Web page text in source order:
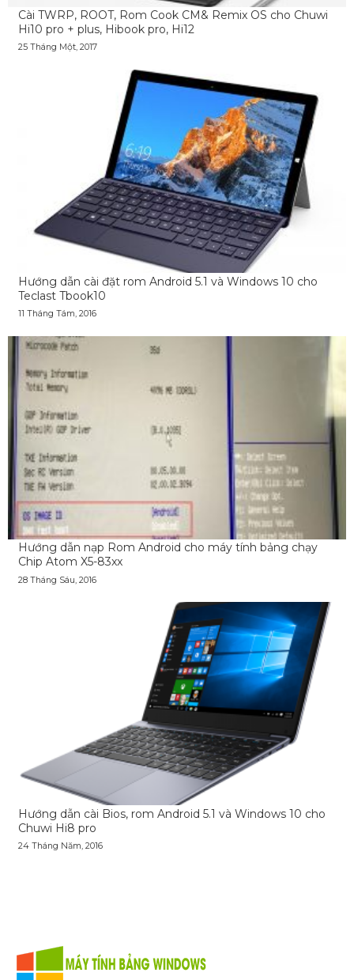
Cài TWRP, ROOT, Rom Cook CM& Remix OS cho Chuwi
Hi10 pro + plus, Hibook pro, Hi12
25 Tháng Một, 2017
Hướng dẫn cài đặt rom Android 5.1 và Windows 10 cho
Teclast Tbook10
11 Tháng Tám, 2016
Hướng dẫn nạp Rom Android cho máy tính bảng chạy
Chip Atom X5-83xx
28 Tháng Sáu, 2016
Hướng dẫn cài Bios, rom Android 5.1 và Windows 10 cho
Chuwi Hi8 pro
24 Tháng Năm, 2016